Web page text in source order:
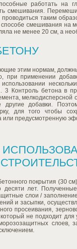
работать на
смешивания.
таким
способе смешивания на
не менее 20 см, а
этим нормам,
при применении
3 Контроль бетона в
мелкодисперсной
другие добавки.
для того чтобы
или предусмотренную
покрытия (30
десяти лет.
слои /
и засыпки,
просеивания,
не подходит
слоев,